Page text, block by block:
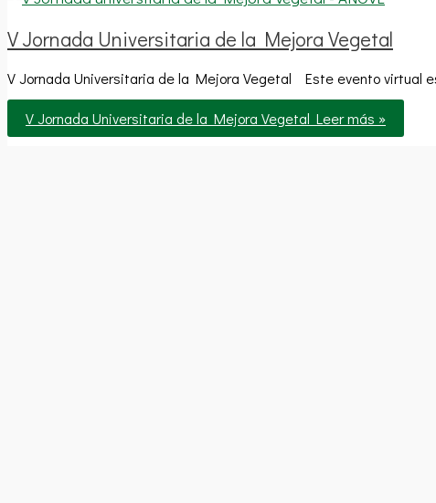
V Jornada Universitaria de la Mejora Vegetal
V Jornada Universitaria de la Mejora Vegetal Este evento virtual
V Jornada Universitaria de la Mejora Vegetal Leer más »